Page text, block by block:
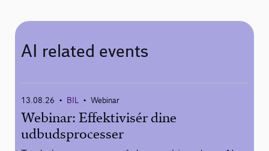
AI related events
13.08.26 • BIL • Webinar
Webinar: Effektivisér dine
udbudsprocesser